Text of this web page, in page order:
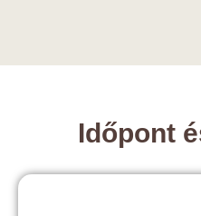
Időpont